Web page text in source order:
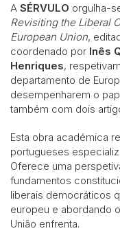
A SÉRVULO orgulha-
Revisiting the Liberal
European Union,
coordenado por Inês
Henriques,
departamento de
desempenharem o
também com dois
Esta obra académica
portugueses
Oferece uma
fundamentos
liberais democráticos
europeu e abordando
União enfrenta.